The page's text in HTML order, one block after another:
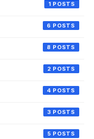
1
6
8
2
4
3
5